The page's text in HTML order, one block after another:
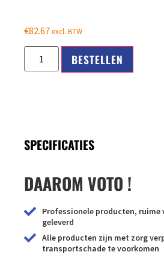
€82.67excl. BTW
BESTELLEN
SPECIFICATIES
DAAROM VOTO !
Professionele producten, ruime
geleverd
Alle producten zijn met zorg
transportschade te voorkomen